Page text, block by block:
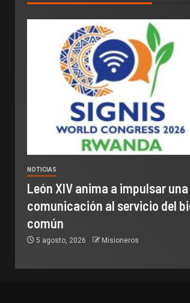
NOTICIAS
León XIV anima a impulsar una
comunicación al servicio del
común
5 agosto, 2026 Misioneros